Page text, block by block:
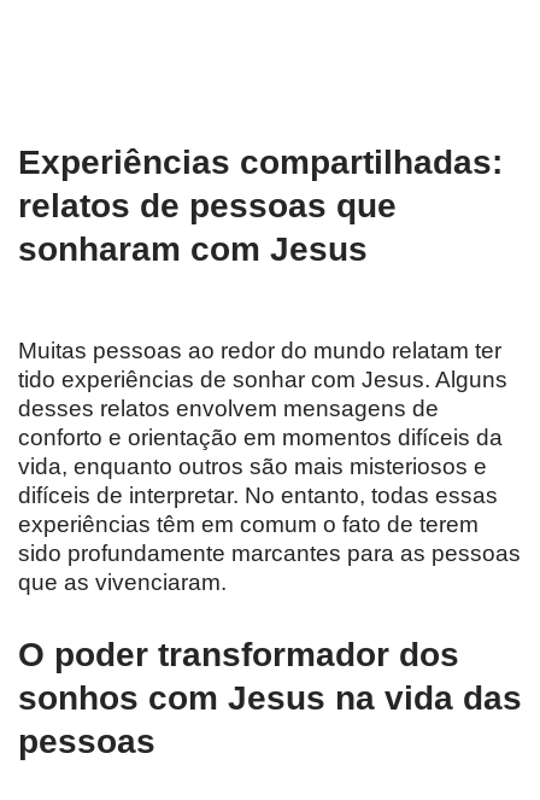
Experiências compartilhadas:
relatos de pessoas que
sonharam com Jesus
Muitas pessoas ao redor do mundo relatam ter
tido experiências de sonhar com Jesus. Alguns
desses relatos envolvem mensagens de
conforto e orientação em momentos difíceis da
vida, enquanto outros são mais misteriosos e
difíceis de interpretar. No entanto, todas essas
experiências têm em comum o fato de terem
sido profundamente marcantes para as pessoas
que as vivenciaram.
O poder transformador dos
sonhos com Jesus na vida das
pessoas